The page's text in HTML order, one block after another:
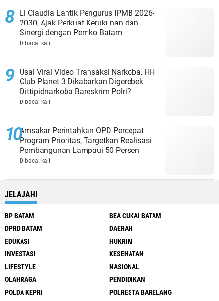
Li Claudia Lantik Pengurus IPMB 2026-
2030, Ajak Perkuat Kerukunan dan
Sinergi dengan Pemko Batam
Dibaca: kali
Usai Viral Video Transaksi Narkoba, HH
Club Planet 3 Dikabarkan Digerebek
Dittipidnarkoba Bareskrim Polri?
Dibaca: kali
Amsakar Perintahkan OPD Percepat
Program Prioritas, Targetkan Realisasi
Pembangunan Lampaui 50 Persen
Dibaca: kali
JELAJAHI
BP BATAM
BEA CUKAI BATAM
DPRD BATAM
DAERAH
EDUKASI
HUKRIM
INVESTASI
KESEHATAN
LIFESTYLE
NASIONAL
OLAHRAGA
PENDIDIKAN
POLDA KEPRI
POLRESTA BARELANG